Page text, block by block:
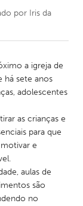
por Iris da
a igreja de
há sete anos
adolescentes
as crianças e
para que
e
aulas de
são
no